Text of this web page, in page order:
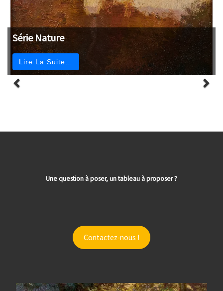
Série Nature
Lire La Suite…
Une question à poser, un tableau à proposer ?
Contactez-nous !